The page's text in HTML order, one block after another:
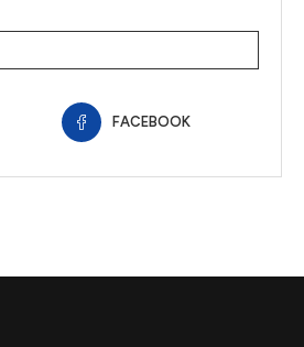
FACEBOOK